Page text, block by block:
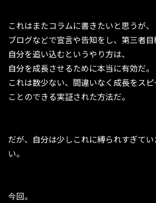
これはまたコラムに書きたいと思うが、
ブログなどで宣言や告知をし、第三者
自分を追い込むというやり方は、
自分を成長させるために本当に有効だ。
これは数少ない、間違いなく成長をス
ことのできる実証された方法だ。
だが、自分は少しこれに縛られすぎて
い。
今回。